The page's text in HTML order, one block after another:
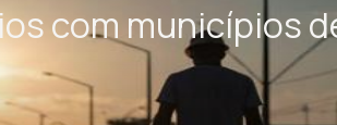
com municípios